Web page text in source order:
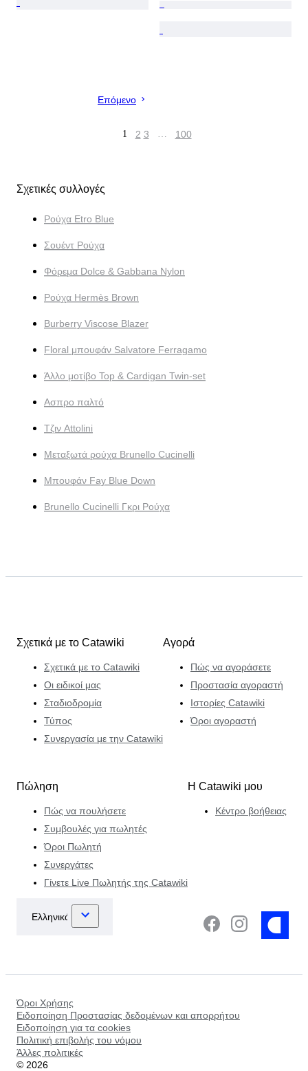
Επόμενο
1 2 3 … 100
Σχετικές συλλογές
Ρούχα Etro Blue
Σουέντ Ρούχα
Φόρεμα Dolce & Gabbana Nylon
Ρούχα Hermès Brown
Burberry Viscose Blazer
Floral μπουφάν Salvatore Ferragamo
Άλλο μοτίβο Top & Cardigan Twin-set
Ασπρο παλτό
Τζιν Attolini
Μεταξωτά ρούχα Brunello Cucinelli
Μπουφάν Fay Blue Down
Brunello Cucinelli Γκρι Ρούχα
Σχετικά με το Catawiki
Σχετικά με το Catawiki
Οι ειδικοί μας
Σταδιοδρομία
Τύπος
Συνεργασία με την Catawiki
Αγορά
Πώς να αγοράσετε
Προστασία αγοραστή
Ιστορίες Catawiki
Όροι αγοραστή
Πώληση
Πώς να πουλήσετε
Συμβουλές για πωλητές
Όροι Πωλητή
Συνεργάτες
Γίνετε Live Πωλητής της Catawiki
Η Catawiki μου
Κέντρο βοήθειας
Όροι Χρήσης
Ειδοποίηση Προστασίας δεδομένων και απορρήτου
Ειδοποίηση για τα cookies
Πολιτική επιβολής του νόμου
Άλλες πολιτικές
© 2026